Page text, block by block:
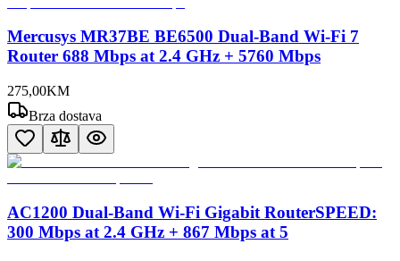
Mercusys MR37BE BE6500 Dual-Band Wi-Fi 7
Router 688 Mbps at 2.4 GHz + 5760 Mbps
275,00KM
Brza dostava
AC1200 Dual-Band Wi-Fi Gigabit RouterSPEED:
300 Mbps at 2.4 GHz + 867 Mbps at 5